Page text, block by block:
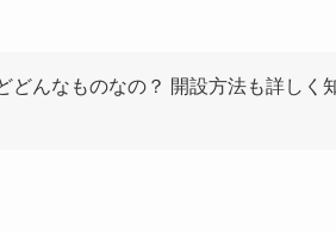
どんなものなの？ 開設方法も詳しく